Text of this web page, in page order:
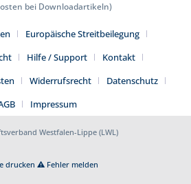
bei Downloadartikeln)
Europäische Streitbeilegung
Hilfe / Support
Kontakt
Widerrufsrecht
Datenschutz
Impressum
Westfalen-Lippe (LWL)
drucken Fehler melden